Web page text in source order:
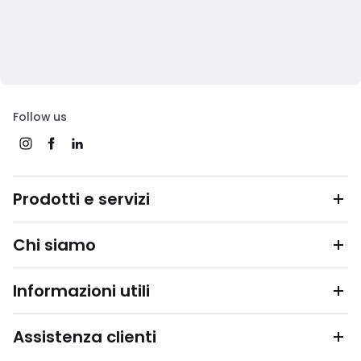
Follow us
Prodotti e servizi
Chi siamo
Informazioni utili
Assistenza clienti